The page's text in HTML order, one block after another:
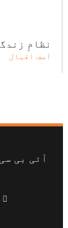
نظامِ
آصف اقبال
آئی بی